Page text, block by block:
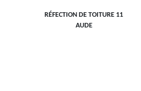
RÉFECTION DE TOITURE 11
AUDE